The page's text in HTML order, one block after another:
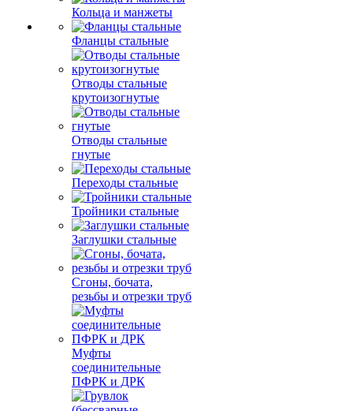
Кольца и манжеты
Фланцы стальные
Отводы стальные
крутоизогнутые
Отводы стальные
гнутые
Переходы стальные
Тройники стальные
Заглушки стальные
Сгоны, бочата,
резьбы и отрезки труб
Муфты
соединительные
ПФРК и ДРК